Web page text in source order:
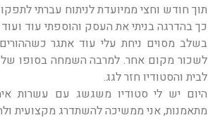
תוך חודש וחצי ממיועדת לניתוח עברתי
כך בהדרגה בניתי את העסק והוספתי עוד
בשלב מסוים ניחת עלי עוד אתגר
לשכור מקום אחר. למרבה השמחה בסופו של
לבית והסטודיו חזר לגג.
היום יש לי סטודיו משגשג עם עשרות
מתאמנות, אני ממשיכה להשתדרג מקצועית